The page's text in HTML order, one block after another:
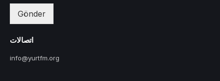
Gönder
اتصالات
info@yurtfm.org